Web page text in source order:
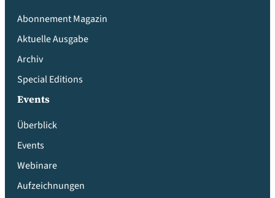
Abonnement Magazin
Aktuelle Ausgabe
Archiv
Special Editions
Events
Überblick
Events
Webinare
Aufzeichnungen